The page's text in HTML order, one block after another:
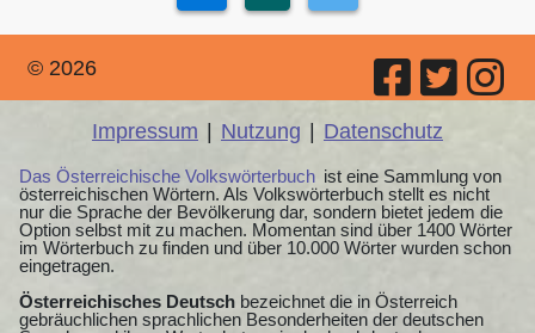
© 2026
Impressum Nutzung Datenschutz
Das Österreichische Volkswörterbuch ist eine Sammlung von
österreichischen Wörtern. Als Volkswörterbuch stellt es nicht
nur die Sprache der Bevölkerung dar, sondern bietet jedem die
Option selbst mit zu machen. Momentan sind über 1400 Wörter
im Wörterbuch zu finden und über 10.000 Wörter wurden schon
eingetragen.
Österreichisches Deutsch bezeichnet die in Österreich
gebräuchlichen sprachlichen Besonderheiten der deutschen